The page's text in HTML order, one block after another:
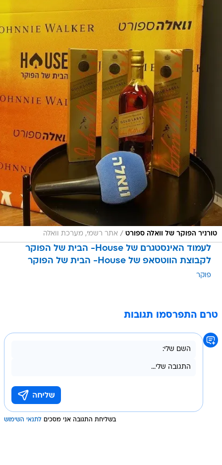
טורניר הפוקר של וואלה ספורט / אתר רשמי, מערכת וואלה
לעמוד האינסטגרם של House- הבית של הפוקר
לקבוצת הווטסאפ של House- הבית של הפוקר
פוקר
טרם התפרסמו תגובות
בשליחת התגובה אני מסכים לתנאי השימוש